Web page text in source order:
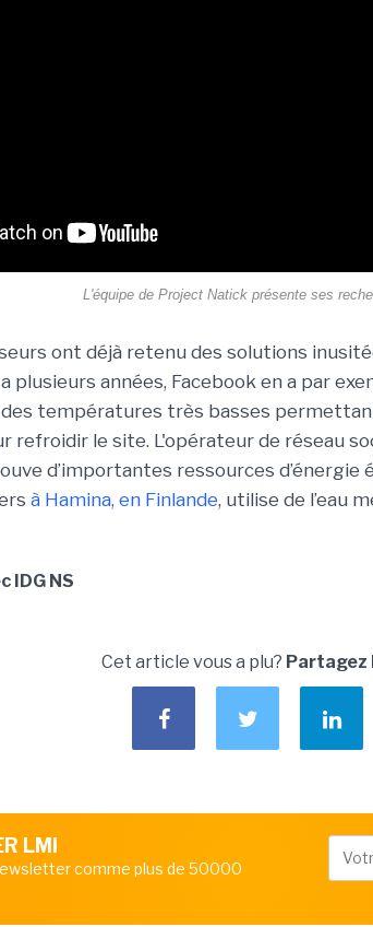
L'équipe de Project Natick présente ses
ont déjà retenu des solutions
plusieurs années, Facebook en a par
des températures très basses
refroidir le site. L'opérateur de réseau
d’importantes ressources d’énergie
à Hamina, en Finlande, utilise de l’eau
IDG NS
Cet article vous a plu? Partagez
LMI
comme plus de 50000